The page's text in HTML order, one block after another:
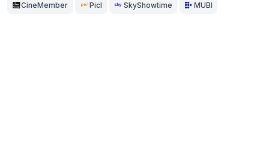
CineMember Picl SkyShowtime MUBI